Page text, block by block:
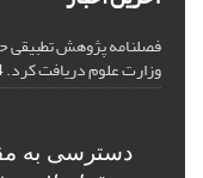
فصلنامه پژوهش تطبیقی
وزارت علوم دریافت کرد.
دسترسی به